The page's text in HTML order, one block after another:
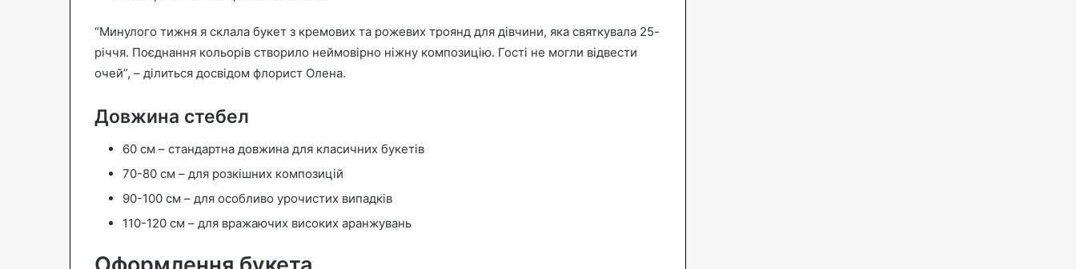
“Минулого тижня я склала букет з кремових та рожевих троянд для дівчини, яка святкувала 25-
річчя. Поєднання кольорів створило неймовірно ніжну композицію. Гості не могли відвести
очей”, – ділиться досвідом флорист Олена.
Довжина стебел
60 см – стандартна довжина для класичних букетів
70-80 см – для розкішних композицій
90-100 см – для особливо урочистих випадків
110-120 см – для вражаючих високих аранжувань